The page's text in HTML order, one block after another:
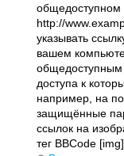
общедоступном
http://
указывать
вашем
общедоступным
доступа к
например, на
защищённые
ссылок на
тег BBCode [img].